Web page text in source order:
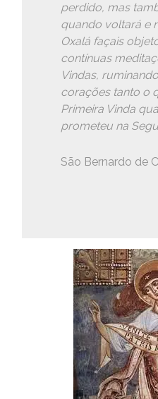
perdido, mas
quando voltará e
Oxalá façais
contínuas
Vindas,
corações tanto o
Primeira Vinda
prometeu na
São Bernardo de